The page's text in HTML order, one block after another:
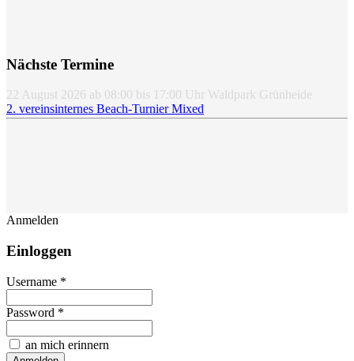
Nächste Termine
22 August 2026 ab 08:00 bis 17:00 Uhr Waldpark Grünheide
2. vereinsinternes Beach-Turnier Mixed
Anmelden
Einloggen
Username *
Password *
an mich erinnern